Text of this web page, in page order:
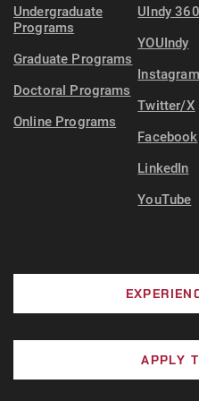
Undergraduate
Programs
Graduate Programs
Doctoral Programs
Online Programs
UIndy 360
YOUIndy
Instagram
Twitter/X
Facebook
LinkedIn
YouTube
APPLY